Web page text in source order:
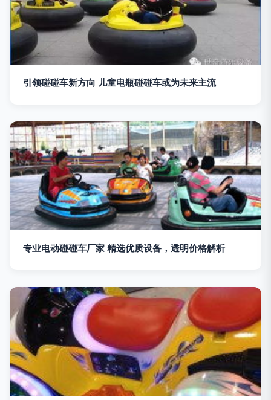
引领碰碰车新方向 儿童电瓶碰碰车或为未来主流
专业电动碰碰车厂家 精选优质设备，透明价格解析